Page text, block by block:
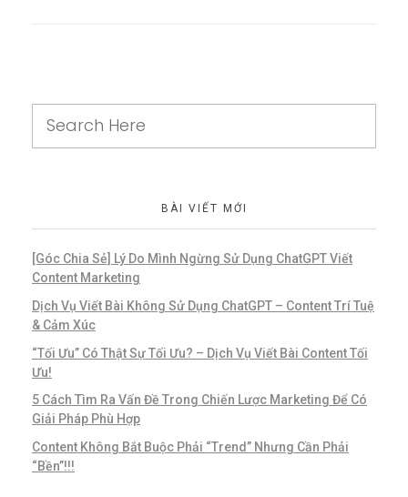
BÀI VIẾT MỚI
[Góc Chia Sẻ] Lý Do Mình Ngừng Sử Dụng ChatGPT Viết
Content Marketing
Dịch Vụ Viết Bài Không Sử Dụng ChatGPT – Content Trí Tuệ
& Cảm Xúc
“Tối Ưu” Có Thật Sự Tối Ưu? – Dịch Vụ Viết Bài Content Tối
Ưu!
5 Cách Tìm Ra Vấn Đề Trong Chiến Lược Marketing Để Có
Giải Pháp Phù Hợp
Content Không Bắt Buộc Phải “Trend” Nhưng Cần Phải
“Bền”!!!